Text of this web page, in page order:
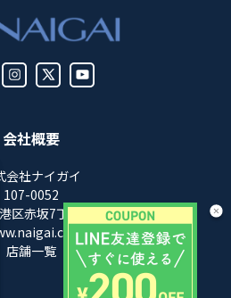
会社概要
会社ナイガイ
107-0052
区赤坂7丁目8-5
corp/
店舗一覧